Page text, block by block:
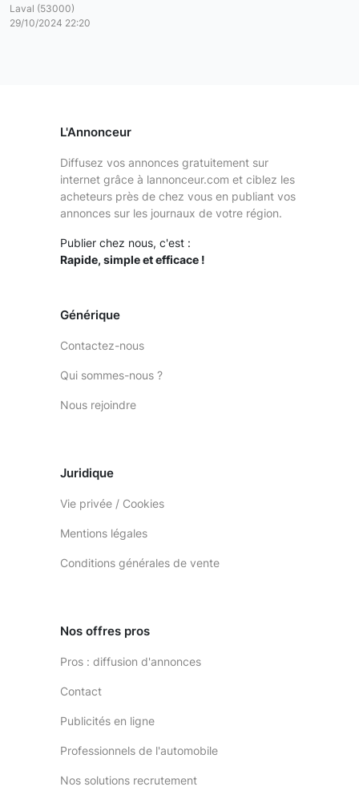
Laval (53000)
29/10/2024 22:20
L'Annonceur
Diffusez vos annonces gratuitement sur
internet grâce à lannonceur.com et ciblez les
acheteurs près de chez vous en publiant vos
annonces sur les journaux de votre région.
Publier chez nous, c'est :
Rapide, simple et efficace !
Générique
Contactez-nous
Qui sommes-nous ?
Nous rejoindre
Juridique
Vie privée / Cookies
Mentions légales
Conditions générales de vente
Nos offres pros
Pros : diffusion d'annonces
Contact
Publicités en ligne
Professionnels de l'automobile
Nos solutions recrutement